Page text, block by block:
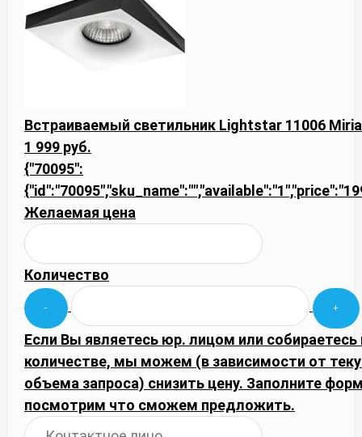
Встраиваемый светильник Lightstar 11006
1 999 руб.
{"70095":
Желаемая цена
Количество
Если Вы являетесь юр. лицом или
количестве, мы можем (в зависимости от
объема запроса) снизить цену. Заполните
посмотрим что сможем предложить.